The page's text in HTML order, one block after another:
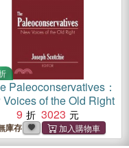
Paleoconservatives：
Voices of the Old Right
9
3023
庫存